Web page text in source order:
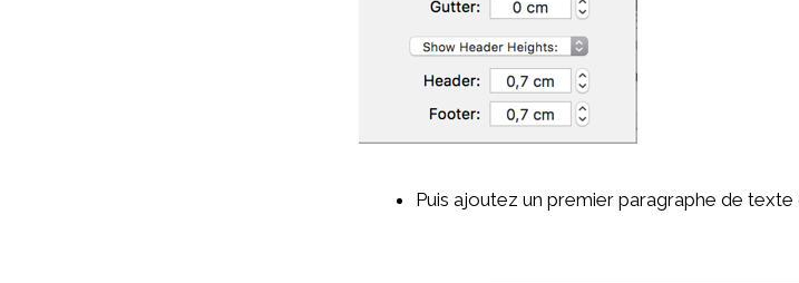
Puis ajoutez un premier paragraphe de